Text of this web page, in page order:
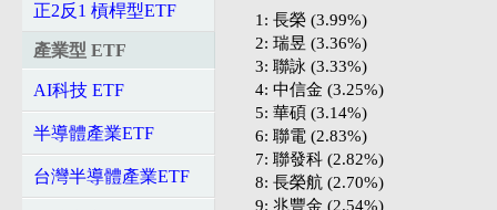
正2反1 槓桿型ETF
產業型 ETF
AI科技 ETF
半導體產業ETF
台灣半導體產業ETF
1: 長榮 (3.99%)
2: 瑞昱 (3.36%)
3: 聯詠 (3.33%)
4: 中信金 (3.25%)
5: 華碩 (3.14%)
6: 聯電 (2.83%)
7: 聯發科 (2.82%)
8: 長榮航 (2.70%)
9: 兆豐金 (2.54%)